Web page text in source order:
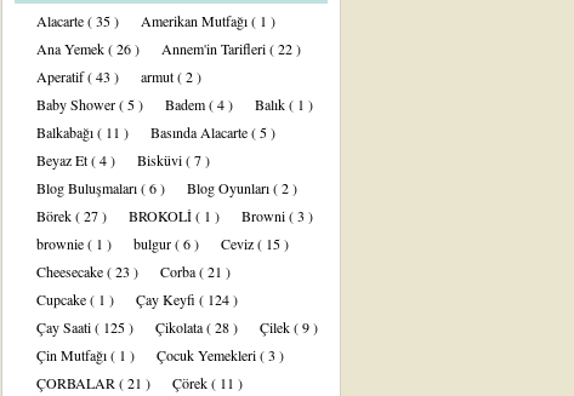
Alacarte( 35 ) Amerikan Mutfağı( 1 )
Ana Yemek( 26 ) Annem'in Tarifleri( 22 )
Aperatif( 43 ) armut( 2 )
Baby Shower( 5 ) Badem( 4 ) Balık( 1 )
Balkabağı( 11 ) Basında Alacarte( 5 )
Beyaz Et( 4 ) Bisküvi( 7 )
Blog Buluşmaları( 6 ) Blog Oyunları( 2 )
Börek( 27 ) BROKOLİ( 1 ) Browni( 3 )
brownie( 1 ) bulgur( 6 ) Ceviz( 15 )
Cheesecake( 23 ) Corba( 21 )
Cupcake( 1 ) Çay Keyfi ( 124 )
Çay Saati( 125 ) Çikolata( 28 ) Çilek( 9 )
Çin Mutfağı( 1 ) Çocuk Yemekleri( 3 )
ÇORBALAR ( 21 ) Çörek( 11 )